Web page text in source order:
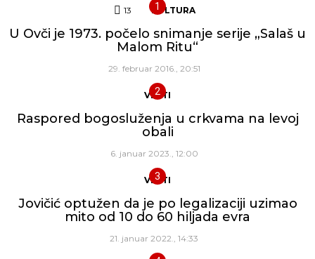
13 Komentara
KULTURA
U Ovči je 1973. počelo snimanje serije „Salaš u
Malom Ritu“
29. februar 2016., 20:51
VESTI
Raspored bogosluženja u crkvama na levoj
obali
6. januar 2023., 12:00
VESTI
Jovičić optužen da je po legalizaciji uzimao
mito od 10 do 60 hiljada evra
21. januar 2022., 14:33